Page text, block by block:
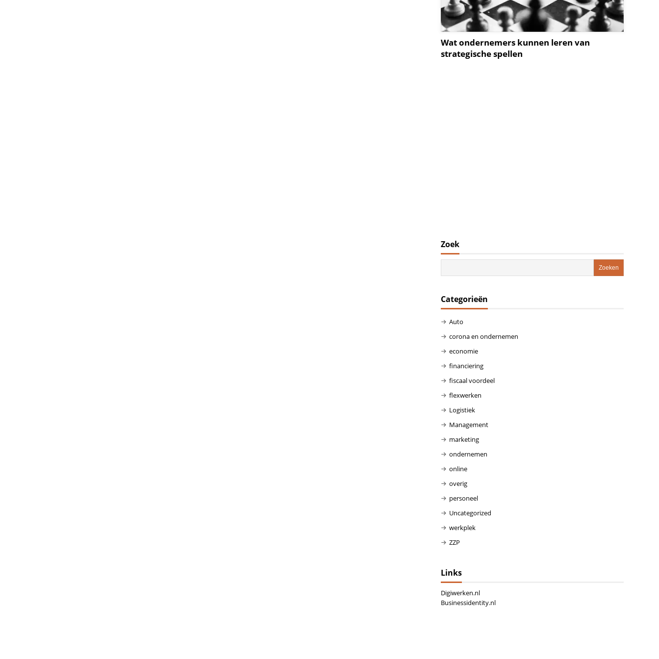
Wat ondernemers kunnen leren van
strategische spellen
Zoek
Categorieën
Auto
corona en ondernemen
economie
financiering
fiscaal voordeel
flexwerken
Logistiek
Management
marketing
ondernemen
online
overig
personeel
Uncategorized
werkplek
ZZP
Links
Digiwerken.nl
Businessidentity.nl